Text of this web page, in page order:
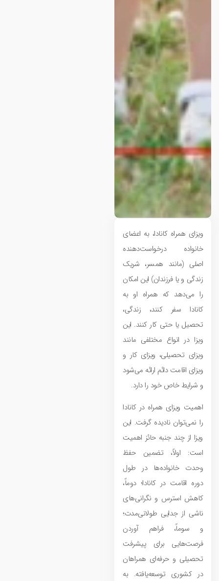
ویزای همراه کانادا، به اعضای
خانواده درخواست‌دهنده
اصلی (مانند همسر، شریک
زندگی و یا فرزندان) این امکان
را می‌دهد که همراه او به
کانادا سفر کنند، زندگی،
تحصیل یا حتی کار کنند. این
ویزا در انواع مختلفی مانند
ویزای تحصیلی، ویزای کار و
ویزای اقامت دائم ارائه می‌شود
و شرایط خاص خود را دارد.
اهمیت ویزای همراه در کانادا
را نمی‌توان نادیده گرفت. این
ویزا از چند جنبه حائز اهمیت
است: اولاً، تضمین حفظ
وحدت خانواده‌ها در طول
دوره اقامت در کانادا؛ دوماً،
کاهش استرس و نگرانی‌های
ناشی از جدایی طولانی‌مدت؛
و سوماً، فراهم آوردن
فرصت‌هایی برای پیشرفت
تحصیلی و حرفه‌ای همراهان
در کشوری توسعه‌یافته. به